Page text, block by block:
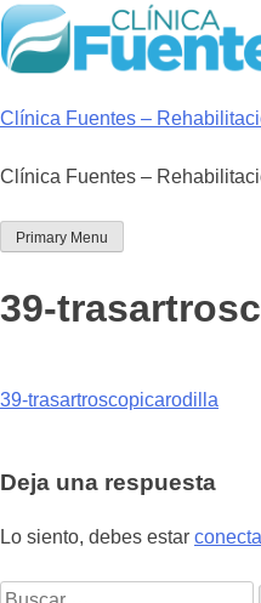
Skip
to
content
Clínica Fuentes –
Clínica Fuentes –
Primary Menu
39-
39-trasartroscopicarodilla
Deja una respuesta
Lo siento, debes estar
Buscar: